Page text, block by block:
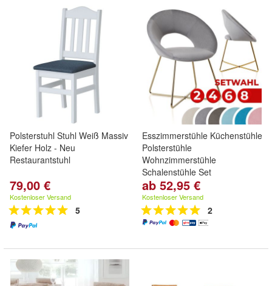
Polsterstuhl Stuhl Weiß Massiv
Kiefer Holz - Neu
Restaurantstuhl
79,00 €
Kostenloser Versand
5
Esszimmerstühle Küchenstühle
Polsterstühle
Wohnzimmerstühle
Schalenstühle Set
ab 52,95 €
Kostenloser Versand
2